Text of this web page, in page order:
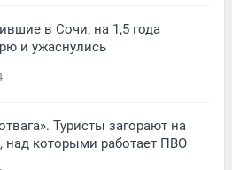
в Сочи, на 1,5 года
и ужаснулись
Туристы загорают на
над которыми работает ПВО